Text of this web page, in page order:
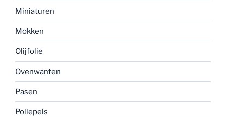
Miniaturen
Mokken
Olijfolie
Ovenwanten
Pasen
Pollepels